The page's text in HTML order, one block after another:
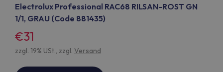
Electrolux Professional RAC68 RILSAN-ROST GN
1/1, GRAU (Code 881435)
€31
zzgl. 19% USt., zzgl. Versand